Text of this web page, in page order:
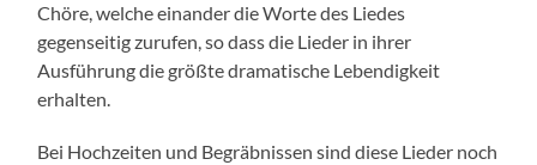
Chöre, welche einander die Worte des Liedes
gegenseitig zurufen, so dass die Lieder in ihrer
Ausführung die größte dramatische Lebendigkeit
erhalten.
Bei Hochzeiten und Begräbnissen sind diese Lieder noch